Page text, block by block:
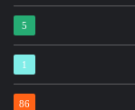
5
1
86